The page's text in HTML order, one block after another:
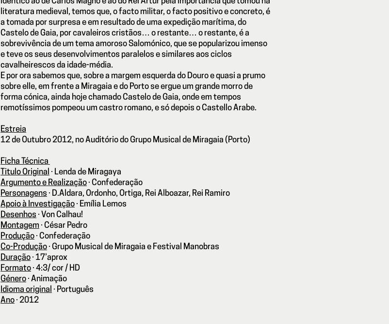
literatura medieval, temos que, o facto militar, o facto positivo e concreto, é
a tomada por surpresa e em resultado de uma expedição marítima, do
Castelo de Gaia, por cavaleiros cristãos… o restante… o restante, é a
sobrevivência de um tema amoroso Salomónico, que se popularizou imenso
e teve os seus desenvolvimentos paralelos e similares aos ciclos
cavalheirescos da idade-média.
E por ora sabemos que, sobre a margem esquerda do Douro e quasi a prumo
sobre elle, em frente a Miragaia e do Porto se ergue um grande morro de
forma cónica, ainda hoje chamado Castelo de Gaia, onde em tempos
remotíssimos pompeou um castro romano, e só depois o Castello Arabe.
Estreia
12 de Outubro 2012, no Auditório do Grupo Musical de Miragaia (Porto)
Ficha Técnica
Titulo Original · Lenda de Miragaya
Argumento e Realização · Confederação
Personagens · D.Aldara, Ordonho, Ortiga, Rei Alboazar, Rei Ramiro
Apoio à Investigação · Emília Lemos
Desenhos · Von Calhau!
Montagem · César Pedro
Produção · Confederação
Co-Produção · Grupo Musical de Miragaia e Festival Manobras
Duração · 17’aprox
Formato · 4:3/ cor / HD
Género · Animação
Idioma original · Português
Ano · 2012